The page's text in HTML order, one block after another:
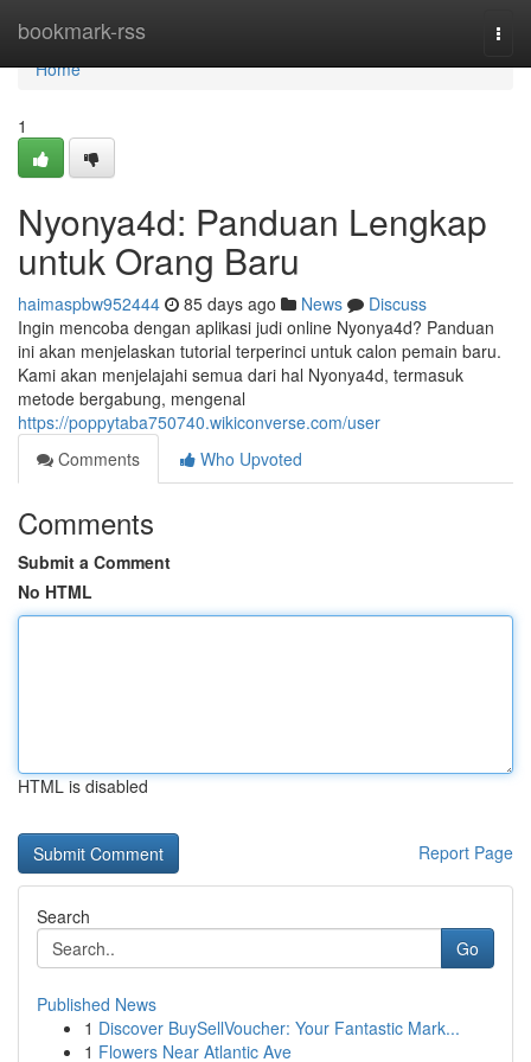
bookmark-rss
Home
Home
1
Nyonya4d: Panduan Lengkap
untuk Orang Baru
haimaspbw952444 85 days ago News
Discuss
Ingin mencoba dengan aplikasi judi online Nyonya4d? Panduan
ini akan menjelaskan tutorial terperinci untuk calon pemain baru.
Kami akan menjelajahi semua dari hal Nyonya4d, termasuk
metode bergabung, mengenal
https://poppytaba750740.wikiconverse.com/user
Comments
Who Upvoted
Comments
Submit a Comment
No HTML
HTML is disabled
Report Page
Search
Go
Published News
1 Discover BuySellVoucher: Your Fantastic Mark...
1 Flowers Near Atlantic Ave